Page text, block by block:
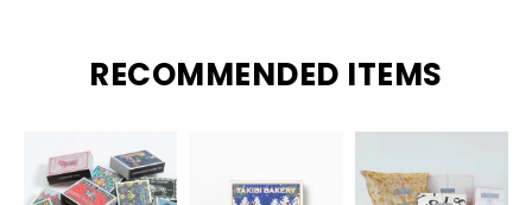
RECOMMENDED ITEMS